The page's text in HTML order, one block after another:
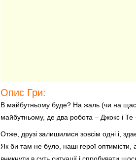
Опис Гри:
В майбутньому буде? На жаль (чи на
майбутньому, де два робота – Джокс і Те
Отже, друзі залишилися зовсім одні і,
Як би там не було, наші герої